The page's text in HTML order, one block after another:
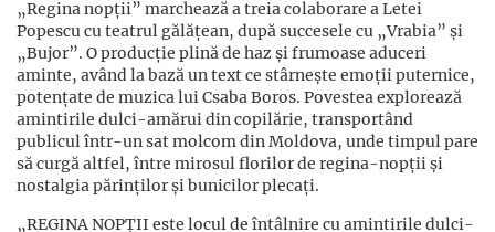
„Regina nopții” marchează a treia colaborare a Letei
Popescu cu teatrul gălățean, după succesele cu „Vrabia” și
„Bujor”. O producție plină de haz și frumoase aduceri
aminte, având la bază un text ce stârnește emoții puternice,
potențate de muzica lui Csaba Boros. Povestea explorează
amintirile dulci-amărui din copilărie, transportând
publicul într-un sat molcom din Moldova, unde timpul pare
să curgă altfel, între mirosul florilor de regina-nopții și
nostalgia părinților și bunicilor plecați.
„REGINA NOPȚII este locul de întâlnire cu amintirile dulci-